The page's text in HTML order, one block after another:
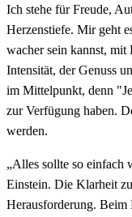
Ich stehe für Freude,
Herzenstiefe. Mir geht
wacher sein kannst,
Intensität, der Genuss
im Mittelpunkt, denn
zur Verfügung haben.
werden.
„Alles sollte so einfach
Einstein. Die Klarheit
Herausforderung. Beim